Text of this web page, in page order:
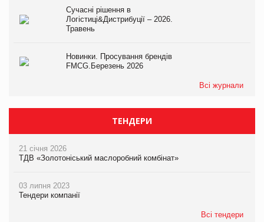
Сучасні рішення в
Логістиці&Дистрибуції – 2026.
Травень
Новинки. Просування брендів
FMCG.Березень 2026
Всі журнали
ТЕНДЕРИ
21 січня 2026
ТДВ «Золотоніський маслоробний комбінат»
03 липня 2023
Тендери компанії
Всі тендери